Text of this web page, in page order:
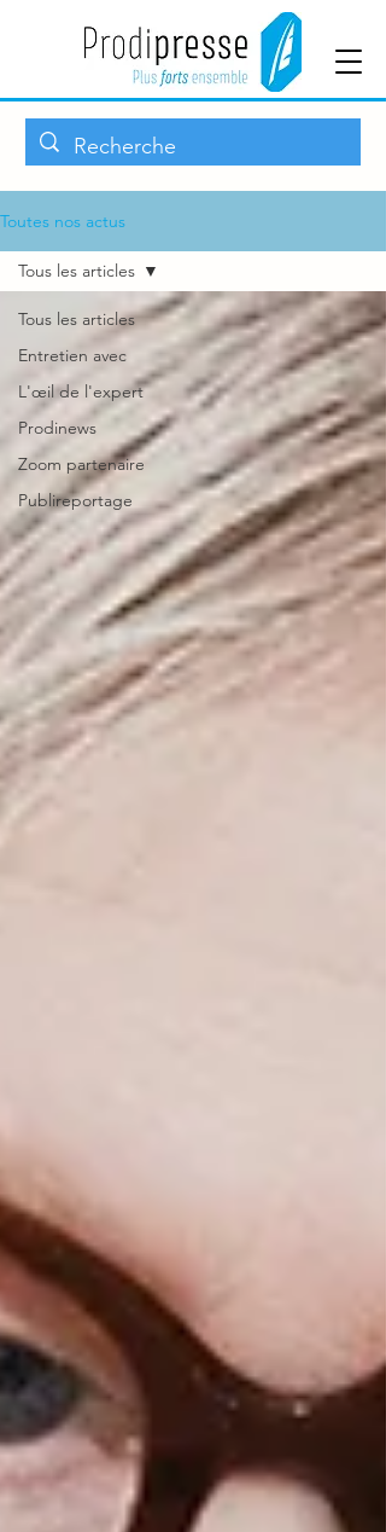
Toutes nos actus
Tous les articles
Entretien avec
L'œil de l'expert
Prodinews
Zoom partenaire
Publireportage
Tous les articles